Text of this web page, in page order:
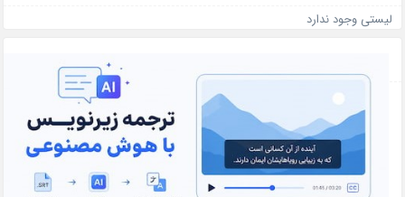
لیستی وجود ندارد